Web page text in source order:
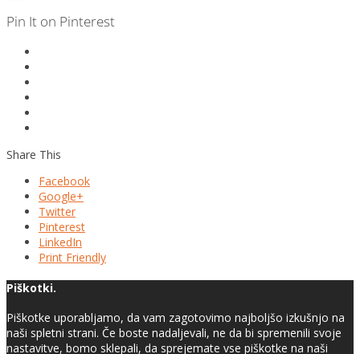
Pin It on Pinterest
Share This
Facebook
Google+
Twitter
Pinterest
LinkedIn
Print Friendly
Piškotki.
Piškotke uporabljamo, da vam zagotovimo najboljšo izkušnjo na
naši spletni strani. Če boste nadaljevali, ne da bi spremenili svoje
nastavitve, bomo sklepali, da sprejemate vse piškotke na naši